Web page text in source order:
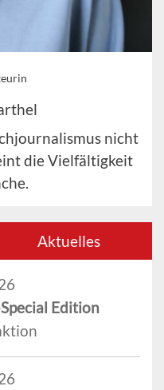
nicht
die Vielfältigkeit
Aktuelles
Edition